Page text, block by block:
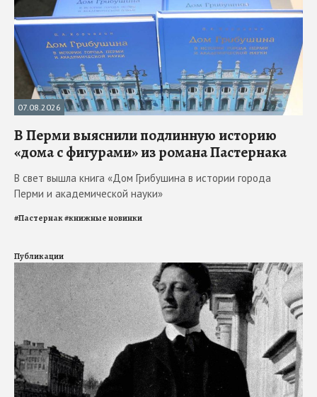
07.08.2026
В Перми выяснили подлинную историю
«дома с фигурами» из романа Пастернака
В свет вышла книга «Дом Грибушина в истории города
Перми и академической науки»
#Пастернак#книжные новинки
Публикации